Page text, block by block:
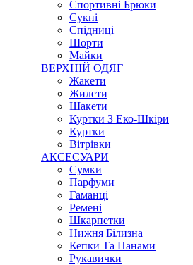
Спортивні Брюки
Сукні
Спідниці
Шорти
Майки
ВЕРХНІЙ ОДЯГ
Жакети
Жилети
Шакети
Куртки З Еко-Шкіри
Куртки
Вітрівки
АКСЕСУАРИ
Сумки
Парфуми
Гаманці
Ремені
Шкарпетки
Нижня Білизна
Кепки Та Панами
Рукавички